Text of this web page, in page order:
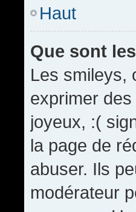
Haut
Que sont
Les smileys,
exprimer
joyeux, :(
la page de
abuser. Ils
modérateur